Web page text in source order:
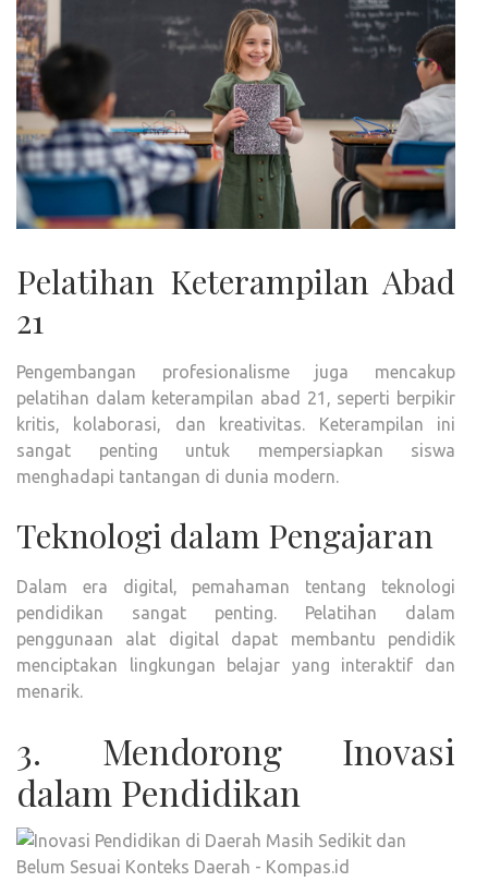
Pelatihan Keterampilan Abad
21
Pengembangan profesionalisme juga mencakup
pelatihan dalam keterampilan abad 21, seperti berpikir
kritis, kolaborasi, dan kreativitas. Keterampilan ini
sangat penting untuk mempersiapkan siswa
menghadapi tantangan di dunia modern.
Teknologi dalam Pengajaran
Dalam era digital, pemahaman tentang teknologi
pendidikan sangat penting. Pelatihan dalam
penggunaan alat digital dapat membantu pendidik
menciptakan lingkungan belajar yang interaktif dan
menarik.
3. Mendorong Inovasi
dalam Pendidikan